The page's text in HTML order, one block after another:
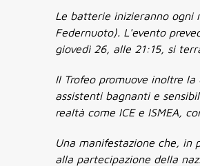
Le batterie inizieranno
Federnuoto). L'evento
giovedì 26, alle 21:15, si
Il Trofeo promuove inoltre
assistenti bagnanti e
realtà come ICE e ISMEA,
Una manifestazione che, in
alla partecipazione della